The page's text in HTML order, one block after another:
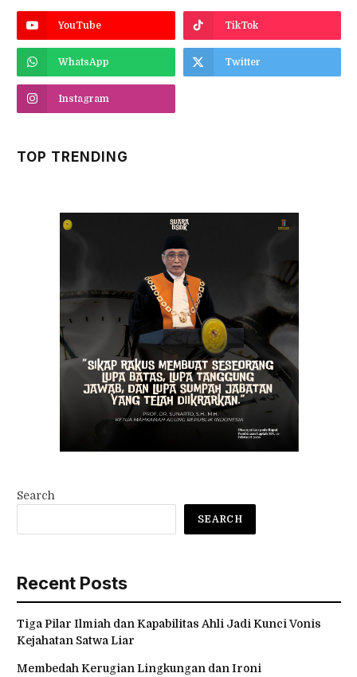
YouTube TikTok
WhatsApp Twitter
Instagram
TOP TRENDING
Search
SEARCH
Recent Posts
Tiga Pilar Ilmiah dan Kapabilitas Ahli Jadi Kunci Vonis
Kejahatan Satwa Liar
Membedah Kerugian Lingkungan dan Ironi